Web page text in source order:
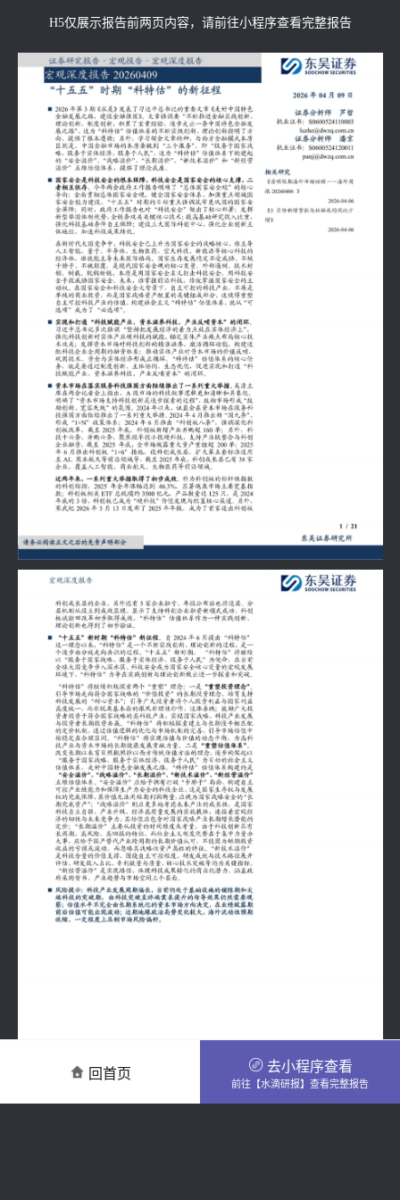
H5仅展示报告前两页内容，请前往小程序查看完整报告
回首页 去小程序查看
前往【水滴研报】查看完整报告